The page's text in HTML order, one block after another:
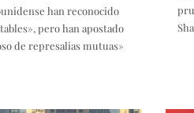
han reconocido
pero han apostado
de represalias mutuas»